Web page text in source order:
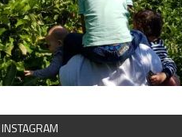
INSTAGRAM